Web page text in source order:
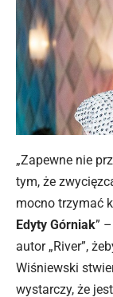
„Zapewne nie
tym, że
mocno trzymać
Edyty Górniak”
autor „River”,
Wiśniewski
wystarczy, że